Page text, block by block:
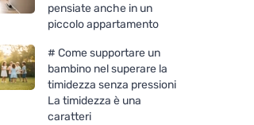
pensiate anche in un
piccolo appartamento
# Come supportare un
bambino nel superare la
timidezza senza pressioni
La timidezza è una
caratteri